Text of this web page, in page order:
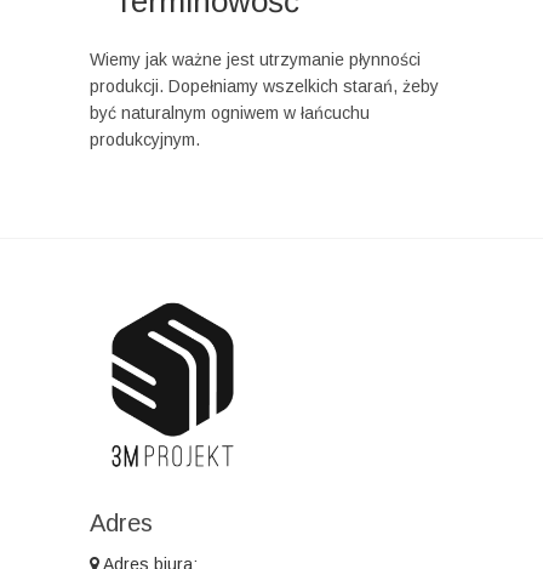
Wiemy jak ważne jest utrzymanie płynności
produkcji. Dopełniamy wszelkich starań, żeby
być naturalnym ogniwem w łańcuchu
produkcyjnym.
Adres
Adres biura: